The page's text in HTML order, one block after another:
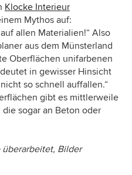
Klocke Interieur
Mythos auf:
allen Materialien!“ Also
aus dem Münsterland
Oberflächen unifarbenen
in gewisser Hinsicht
so schnell auffallen.“
gibt es mittlerweile
sogar an Beton oder
Bilder